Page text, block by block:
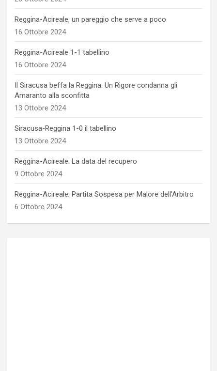
Reggina-Acireale, un pareggio che serve a poco
16 Ottobre 2024
Reggina-Acireale 1-1 tabellino
16 Ottobre 2024
Il Siracusa beffa la Reggina: Un Rigore condanna gli
Amaranto alla sconfitta
13 Ottobre 2024
Siracusa-Reggina 1-0 il tabellino
13 Ottobre 2024
Reggina-Acireale: La data del recupero
9 Ottobre 2024
Reggina-Acireale: Partita Sospesa per Malore dell’Arbitro
6 Ottobre 2024